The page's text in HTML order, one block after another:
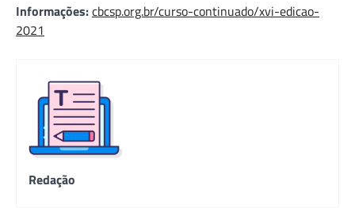
Informações:cbcsp.org.br/curso-continuado/xvi-edicao-
2021
Redação